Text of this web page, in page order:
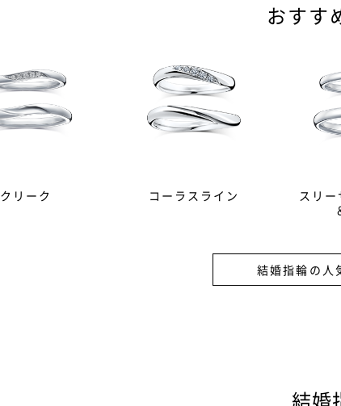
おすす
クリーク コーラスライン
スリ
結婚指輪の人
婚約指輪（エンゲージリング）は結婚の証として贈る記念